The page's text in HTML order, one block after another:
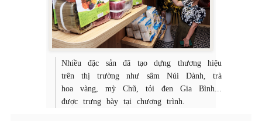
Nhiều đặc sản đã tạo dựng thương hiệu
trên thị trường như sâm Núi Dành, trà
hoa vàng, mỳ Chũ, tỏi đen Gia Bình...
được trưng bày tại chương trình.